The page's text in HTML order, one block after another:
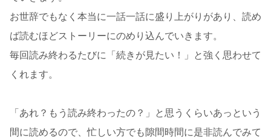
お世辞でもなく本当に一話一話に盛り上がりがあり、読め
ば読むほどストーリーにのめり込んでいきます。
毎回読み終わるたびに「続きが見たい！」と強く思わせて
くれます。
「あれ？もう読み終わったの？」と思うくらいあっという
間に読めるので、忙しい方でも隙間時間に是非読んでみて